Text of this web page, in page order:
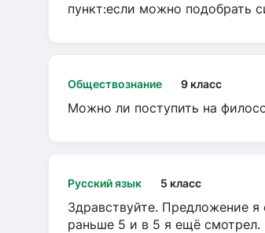
пункт:если можно подобрать
Обществознание 9 класс
Можно ли поступить на
Русский язык 5 класс
Здравствуйте. Предложение я
раньше 5 и в 5 я ещё